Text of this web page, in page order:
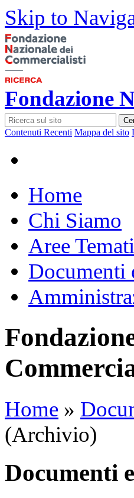
Skip to
Fondazione
Contenuti Recenti Mappa del sito
Home
Chi Siamo
Aree
Documenti
Home »
(Archivio)
Documenti